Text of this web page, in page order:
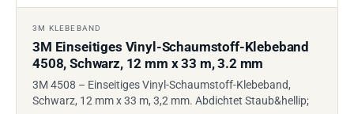
3M KLEBEBAND
3M Einseitiges Vinyl-Schaumstoff-Klebeband
4508, Schwarz, 12 mm x 33 m, 3.2 mm
3M 4508 – Einseitiges Vinyl-Schaumstoff-Klebeband,
Schwarz, 12 mm x 33 m, 3,2 mm. Abdichtet Staub&hellip;